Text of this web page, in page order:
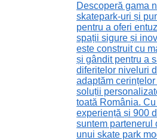
Descoperă gama
skatepark-uri și
pentru a oferi
spații sigure și
este construit cu
și gândit pentru a
diferitelor niveluri
adaptăm
soluții
toată România.
experiență și 900
suntem partenerul
unui skate park